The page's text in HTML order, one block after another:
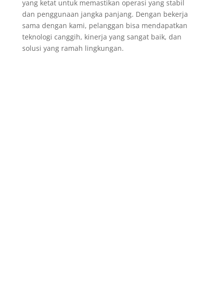
yang ketat untuk memastikan operasi yang stabil
dan penggunaan jangka panjang. Dengan bekerja
sama dengan kami, pelanggan bisa mendapatkan
teknologi canggih, kinerja yang sangat baik, dan
solusi yang ramah lingkungan.